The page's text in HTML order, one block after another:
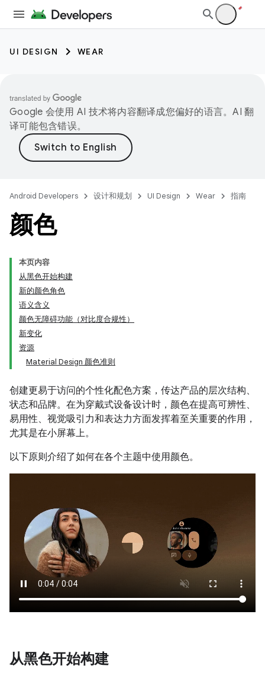
UI DESIGN WEAR
Google 会使用 AI 技术将内容翻译成您偏好的语言。AI 翻
译可能包含错误。
Android Developers 设计和规划 UI Design Wear 指南
颜色
本页内容
从黑色开始构建
新的颜色角色
语义含义
颜色无障碍功能（对比度合规性）
新变化
资源
Material Design 颜色准则
创建更易于访问的个性化配色方案，传达产品的层次结构、
状态和品牌。在为穿戴式设备设计时，颜色在提高可辨性、
易用性、视觉吸引力和表达力方面发挥着至关重要的作用，
尤其是在小屏幕上。
以下原则介绍了如何在各个主题中使用颜色。
从黑色开始构建